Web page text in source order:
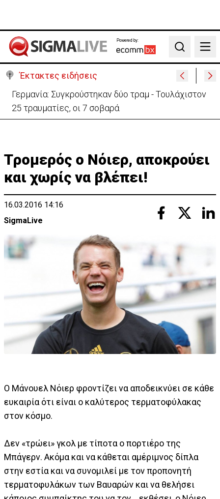
Powered by:
Search
Έκτακτες ειδήσεις
Γερμανία: Συγκρούστηκαν δύο τραμ - Τουλάχιστον
25 τραυματίες, οι 7 σοβαρά
Tρομερός ο Νόιερ, αποκρούει
και χωρίς να βλέπει!
16.03.2016 14:16
SigmaLive
Ο Μάνουελ Νόιερ φροντίζει να αποδεικνύει σε κάθε
ευκαιρία ότι είναι ο καλύτερος τερματοφύλακας
στον κόσμο.
Δεν «τρώει» γκολ με τίποτα ο πορτιέρο της
Μπάγερν. Ακόμα και να κάθεται αμέριμνος δίπλα
στην εστία και να συνομιλεί με τον προπονητή
τερματοφυλάκων των Βαυαρών και να θελήσει